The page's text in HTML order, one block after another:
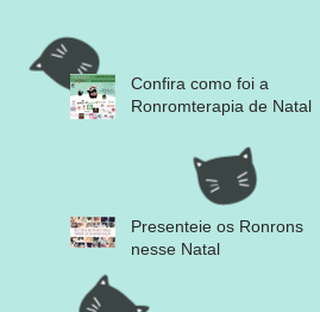
Confira como foi a
Ronromterapia de Natal
Presenteie os Ronrons
nesse Natal